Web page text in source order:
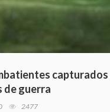
de guerra
2477